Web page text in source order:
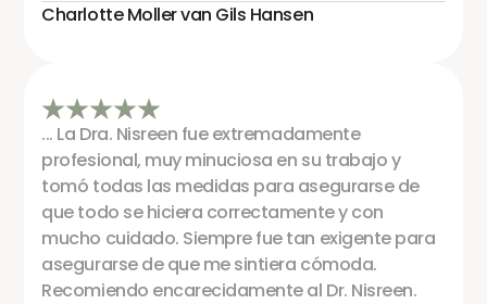
Charlotte Moller van Gils Hansen
... La Dra. Nisreen fue extremadamente
profesional, muy minuciosa en su trabajo y
tomó todas las medidas para asegurarse de
que todo se hiciera correctamente y con
mucho cuidado. Siempre fue tan exigente para
asegurarse de que me sintiera cómoda.
Recomiendo encarecidamente al Dr. Nisreen.